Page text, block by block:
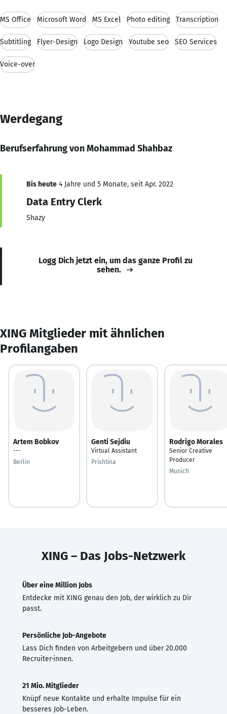
MS Office Microsoft Word MS Excel Photo editing Transcription
Subtitling Flyer-Design Logo Design Youtube seo SEO Services
Voice-over
Werdegang
Berufserfahrung von Mohammad Shahbaz
Bis heute 4 Jahre und 5 Monate, seit Apr. 2022
Data Entry Clerk
Shazy
Logg Dich jetzt ein, um das ganze Profil zu
sehen.
XING Mitglieder mit ähnlichen
Profilangaben
Artem Bobkov
---
Berlin
Genti Sejdiu
Virtual Assistant
Prishtina
Rodrigo Morales
Senior Creative
Producer
Munich
XING – Das Jobs-Netzwerk
Über eine Million Jobs
Entdecke mit XING genau den Job, der wirklich zu Dir
passt.
Persönliche Job-Angebote
Lass Dich finden von Arbeitgebern und über 20.000
Recruiter·innen.
21 Mio. Mitglieder
Knüpf neue Kontakte und erhalte Impulse für ein
besseres Job-Leben.